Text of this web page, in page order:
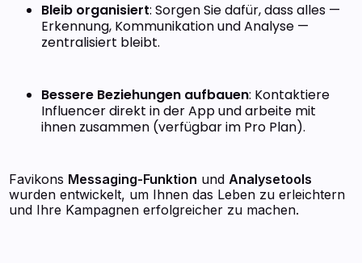
Bleib organisiert: Sorgen Sie dafür, dass alles —
Erkennung, Kommunikation und Analyse —
zentralisiert bleibt.
Bessere Beziehungen aufbauen: Kontaktiere
Influencer direkt in der App und arbeite mit
ihnen zusammen (verfügbar im Pro Plan).
Favikons Messaging-Funktion undAnalysetools
wurden entwickelt, um Ihnen das Leben zu erleichtern
und Ihre Kampagnen erfolgreicher zu machen.